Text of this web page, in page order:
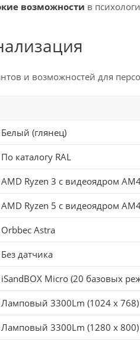
возможности в
и возможностей для
Белый (глянец)
По каталогу RAL
AMD Ryzen 3 с видеоядром
AMD Ryzen 5 с видеоядром
Orbbec Astra
Без датчика
iSandBOX Micro (20 базовых
Ламповый 3300Lm (1024 х 768)
Ламповый 3300Lm (1280 х 800)